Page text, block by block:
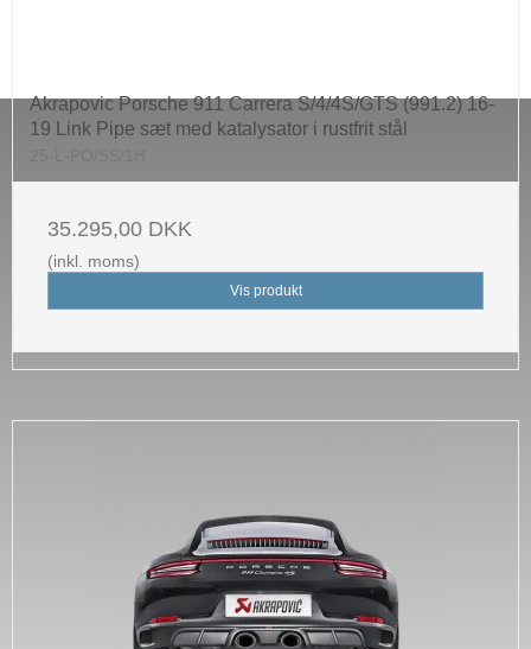
Akrapovic Porsche 911 Carrera S/4/4S/GTS (991.2) 16-
19 Link Pipe sæt med katalysator i rustfrit stål
35.295,00 DKK
(inkl. moms)
Vis produkt